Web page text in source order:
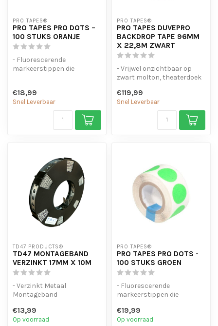
PRO TAPES®
PRO TAPES PRO DOTS –
100 STUKS ORANJE
- Fluorescerende
markeerstippen die
- Gemaakt...
€18,99
Snel Leverbaar
PRO TAPES®
PRO TAPES DUVEPRO
BACKDROP TAPE 96MM
X 22,8M ZWART
- Vrijwel onzichtbaar op
zwart molton, theaterdoek
- Herstelt snel ...
€119,99
Snel Leverbaar
TD47 PRODUCTS®
TD47 MONTAGEBAND
VERZINKT 17MM X 10M
- Verzinkt Metaal
Montageband
van beursstand en de...
€13,99
Op voorraad
PRO TAPES®
PRO TAPES PRO DOTS -
100 STUKS GROEN
- Fluorescerende
markeerstippen die
blacklight
- Gemaakt...
€19,99
Op voorraad